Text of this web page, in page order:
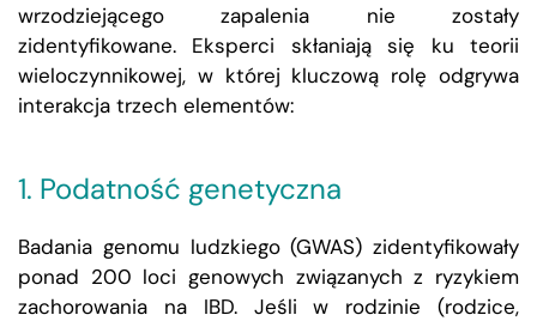
wrzodziejącego zapalenia nie zostały
zidentyfikowane. Eksperci skłaniają się ku teorii
wieloczynnikowej, w której kluczową rolę odgrywa
interakcja trzech elementów:
1. Podatność genetyczna
Badania genomu ludzkiego (GWAS) zidentyfikowały
ponad 200 loci genowych związanych z ryzykiem
zachorowania na IBD. Jeśli w rodzinie (rodzice,